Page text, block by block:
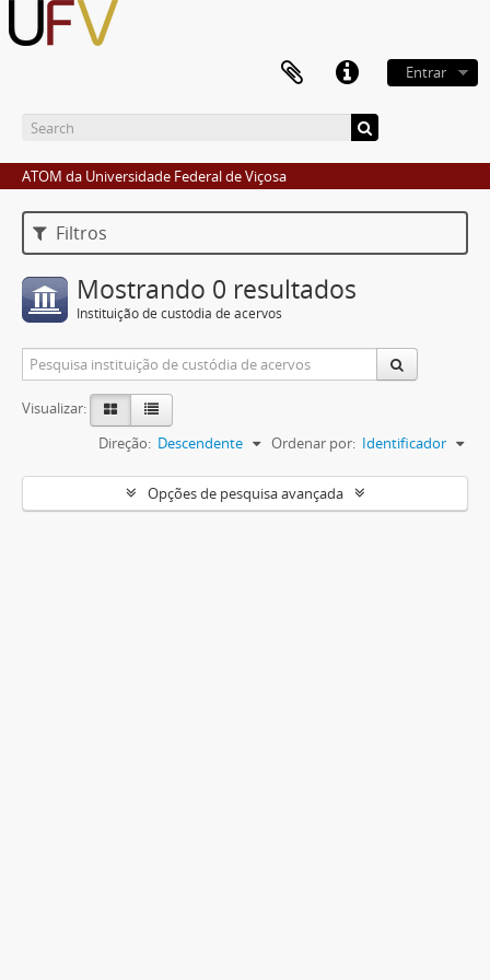
Entrar
ATOM da Universidade Federal de Viçosa
Filtros
Mostrando 0 resultados
Instituição de custódia de acervos
Visualizar:
Ordenar por: Identificador
Direção: Descendente
Opções de pesquisa avançada